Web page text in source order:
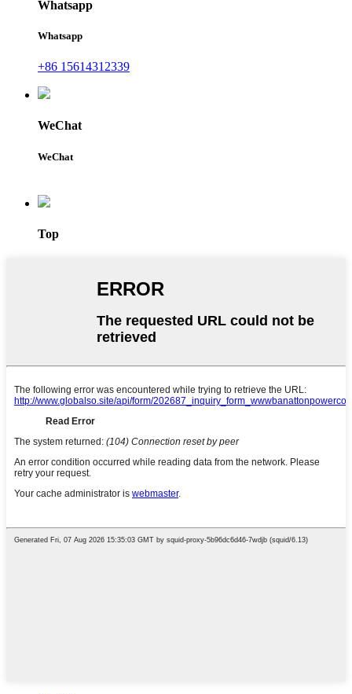
Whatsapp
Whatsapp
+86 15614312339
WeChat
WeChat
Top